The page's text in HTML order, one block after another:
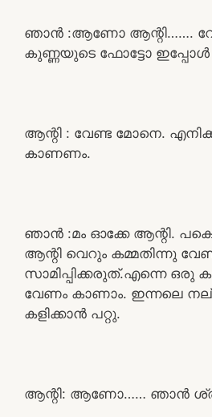
ഞാൻ :ആണോ ആന്റി…….
കുണ്ണയുടെ ഫോട്ടോ ഇപ്പോൾ
ആന്റി : വേണ്ട മോനെ.
കാണണം.
ഞാൻ :മം ഓക്കേ ആന്റി.
ആന്റി വെറും കമ്മതിന്നു
സാമിപ്പിക്കരുത്.എന്നെ ഒരു
വേണം കാണാം. ഇന്നലെ
കളിക്കാൻ പറ്റു.
ആന്റി: ആണോ…… ഞാൻ